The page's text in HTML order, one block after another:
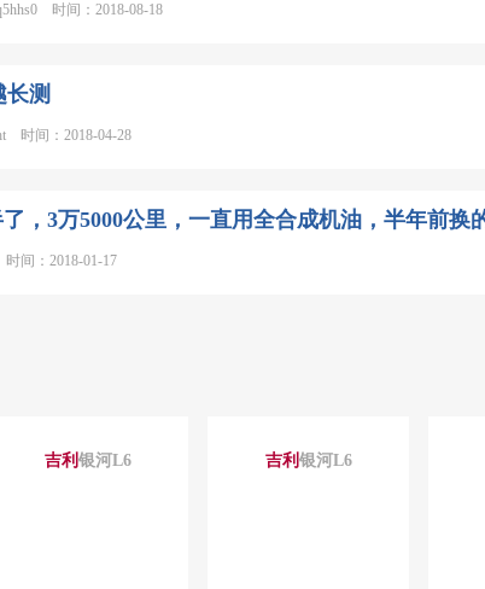
时间：2018-08-18
长测
时间：2018-04-28
，3万5000公里，一直用全合成机油，半年前换
间：2018-01-17
吉利 银河L6 吉利 银河L6